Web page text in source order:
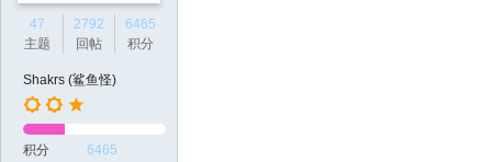
47
主题
2792
回帖
6465
积分
Shakrs (鲨鱼怪)
积分 6465